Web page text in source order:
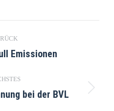
Emissionen
bei der BVL